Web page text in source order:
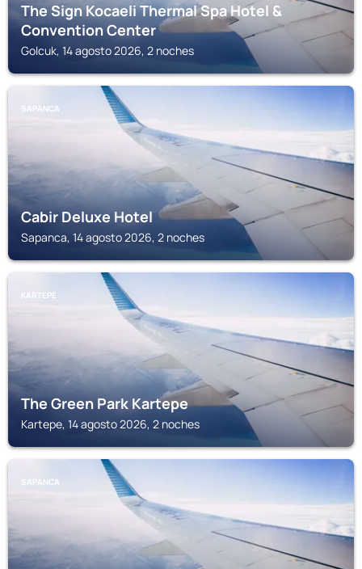
The Sign Kocaeli Thermal Spa Hotel &
Convention Center
Golcuk, 14 agosto 2026, 2 noches
SAPANCA
Cabir Deluxe Hotel
Sapanca, 14 agosto 2026, 2 noches
KARTEPE
The Green Park Kartepe
Kartepe, 14 agosto 2026, 2 noches
SAPANCA